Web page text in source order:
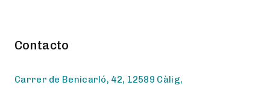
Contacto
Carrer de Benicarló, 42, 12589 Càlig,